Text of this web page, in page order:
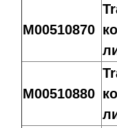
M00510870
M00510880